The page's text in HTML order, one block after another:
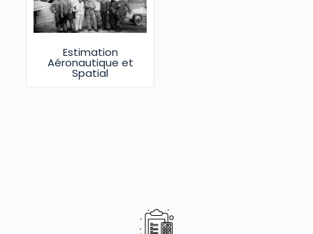
Estimation
Aéronautique et
Spatial